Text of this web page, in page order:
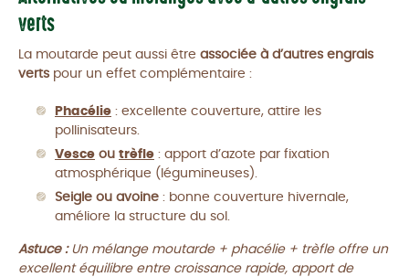
verts
La moutarde peut aussi être associée à d’autres engrais
verts pour un effet complémentaire :
Phacélie : excellente couverture, attire les
pollinisateurs.
Vesce ou trèfle : apport d’azote par fixation
atmosphérique (légumineuses).
Seigle ou avoine : bonne couverture hivernale,
améliore la structure du sol.
Astuce :Un mélange moutarde + phacélie + trèfle offre un
excellent équilibre entre croissance rapide, apport de